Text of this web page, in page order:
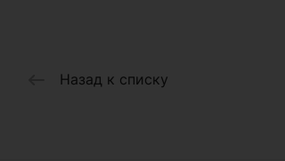
Назад к списку